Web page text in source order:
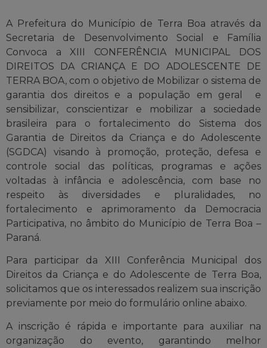
A Prefeitura do Município de Terra Boa através da
Secretaria de Desenvolvimento Social e Família
Convoca a XIII CONFERÊNCIA MUNICIPAL DOS
DIREITOS DA CRIANÇA E DO ADOLESCENTE DE
TERRA BOA, com o objetivo de Mobilizar o sistema de
garantia dos direitos e a população em geral e
sensibilizar, conscientizar e mobilizar a sociedade
brasileira para o fortalecimento do Sistema dos
Garantia de Direitos da Criança e do Adolescente
(SGDCA) visando à promoção, proteção, defesa e
controle social das políticas, programas e ações
voltadas à infância e adolescência, com base no
respeito às diversidades e pluralidades, no
fortalecimento e aprimoramento da Democracia
Participativa, no âmbito do Município de Terra Boa –
Paraná.
Para participar da XIII Conferência Municipal dos
Direitos da Criança e do Adolescente de Terra Boa,
solicitamos que os interessados realizem sua inscrição
previamente por meio do formulário online abaixo.
A inscrição é rápida e importante para auxiliar na
organização do evento, garantindo melhor